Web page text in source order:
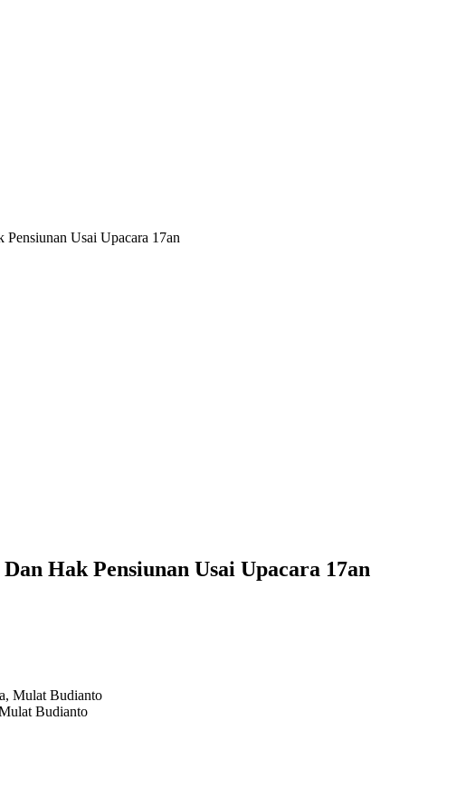
Usai Upacara 17an
Hak Pensiunan Usai Upacara 17an
Budianto